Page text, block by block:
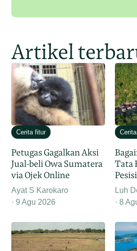
Artikel
Cerita fitur
Petugas Gagalkan Aksi
Jual-beli Owa Sumatera
via Ojek Online
Ayat S Karokaro
9 Agu 2026
Tata
Luh
8